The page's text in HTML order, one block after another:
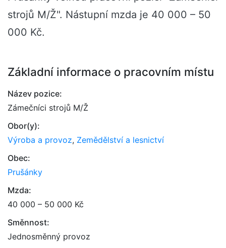
strojů M/Ž". Nástupní mzda je 40 000 – 50
000 Kč.
Základní informace o pracovním místu
Název pozice:
Zámečníci strojů M/Ž
Obor(y):
Výroba a provoz, Zemědělství a lesnictví
Obec:
Prušánky
Mzda:
40 000 – 50 000 Kč
Směnnost:
Jednosměnný provoz